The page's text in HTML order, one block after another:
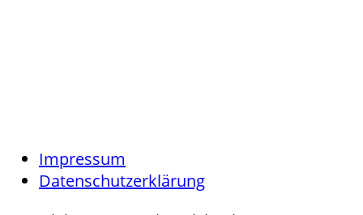
Impressum
Datenschutzerklärung